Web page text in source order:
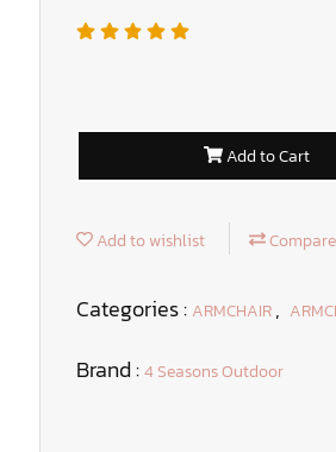
Add to Cart
Add to wishlist Compare
Categories : ARMCHAIR,
Brand :4 Seasons Outdoor